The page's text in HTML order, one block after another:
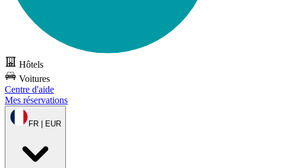
Hôtels
Voitures
Centre d'aide
Mes réservations
FR | EUR